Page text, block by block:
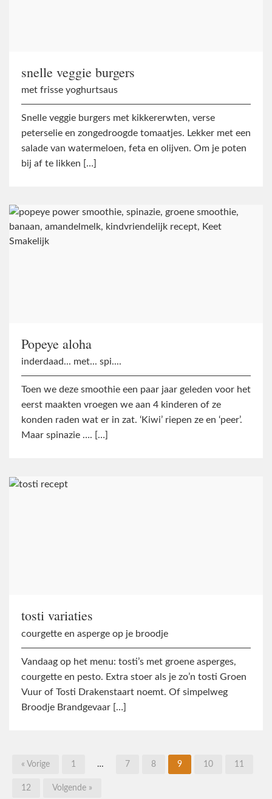
snelle veggie burgers
met frisse yoghurtsaus
Snelle veggie burgers met kikkererwten, verse
peterselie en zongedroogde tomaatjes. Lekker met een
salade van watermeloen, feta en olijven. Om je poten
bij af te likken […]
Popeye aloha
inderdaad... met... spi....
Toen we deze smoothie een paar jaar geleden voor het
eerst maakten vroegen we aan 4 kinderen of ze
konden raden wat er in zat. ‘Kiwi’ riepen ze en ‘peer’.
Maar spinazie …. […]
tosti variaties
courgette en asperge op je broodje
Vandaag op het menu: tosti’s met groene asperges,
courgette en pesto. Extra stoer als je zo’n tosti Groen
Vuur of Tosti Drakenstaart noemt. Of simpelweg
Broodje Brandgevaar […]
« Vorige 1 … 7 8 9 10 11
12 Volgende »